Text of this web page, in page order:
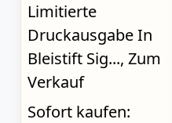
Limitierte
Druckausgabe In
Bleistift Sig..., Zum
Verkauf
Sofort kaufen: